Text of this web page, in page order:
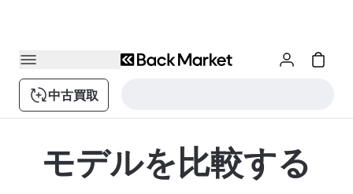
中古買取
モデルを比較する